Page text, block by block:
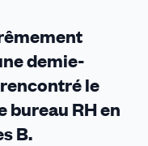
demie-
le
bureau RH en
B.